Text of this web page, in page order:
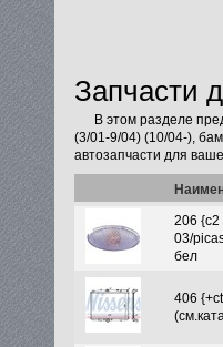
Запчасти
В этом разделе
(3/01-9/04) (10/04-),
автозапчасти для
206 {c2
03/
бел
406